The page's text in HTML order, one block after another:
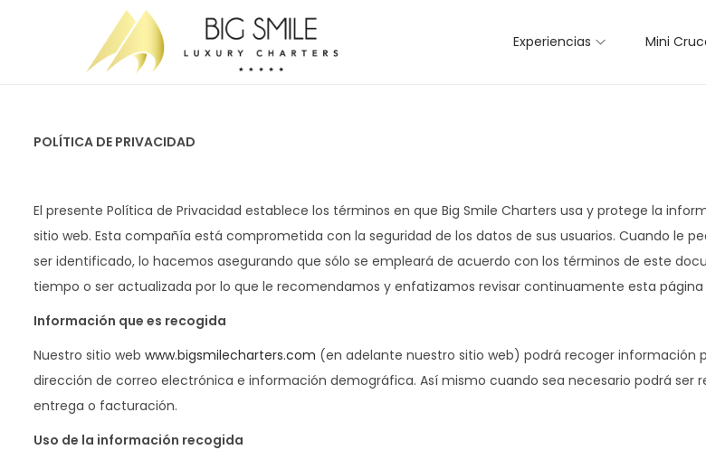
a
l
a
n
v
e
g
a
c
a
l
c
o
t
e
n
i
d
Experiencias Mini
POLÍTICA DE PRIVACIDAD
El presente Política de Privacidad establece los términos en que Big Smile Charters usa y protege la
sitio web. Esta compañía está comprometida con la seguridad de los datos de sus usuarios. Cuando le
ser identificado, lo hacemos asegurando que sólo se empleará de acuerdo con los términos de este
tiempo o ser actualizada por lo que le recomendamos y enfatizamos revisar continuamente esta
Información que es recogida
Nuestro sitio web www.bigsmilecharters.com (en adelante nuestro sitio web) podrá recoger
dirección de correo electrónica e información demográfica. Así mismo cuando sea necesario podrá
entrega o facturación.
Uso de la información recogida